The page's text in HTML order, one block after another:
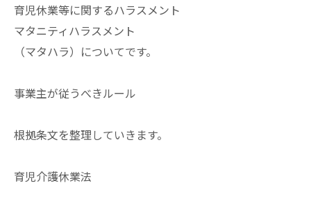
育児休業等に関するハラスメント
マタニティハラスメント
（マタハラ）についてです。
事業主が従うべきルール
根拠条文を整理していきます。
育児介護休業法